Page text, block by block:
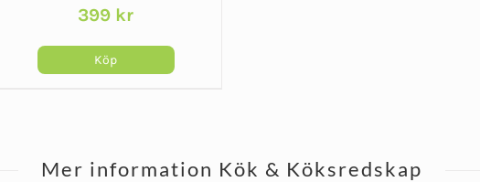
Betygsatt
5
399 kr
Köp
Mer information Kök & Köksredskap